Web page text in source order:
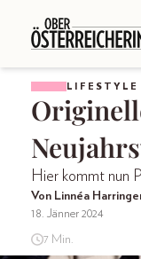
LIFESTYLE
Hier kommt nun
Von Linnéa
18. Jänner 2024
7 Min.